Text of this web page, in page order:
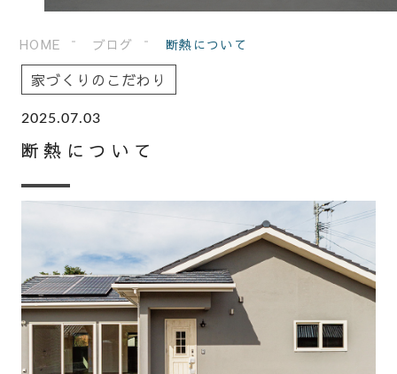
HOME ブログ 断熱について
家づくりのこだわり
2025.07.03
断熱について